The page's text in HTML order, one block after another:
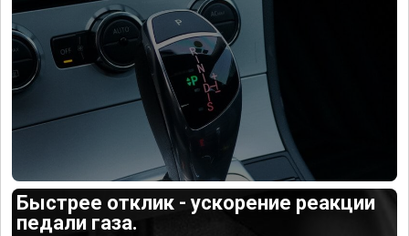
Быстрее отклик - ускорение реакции
педали газа.